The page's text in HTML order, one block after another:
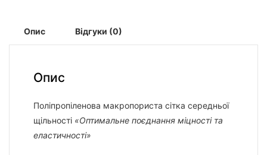
Опис Відгуки (0)
Опис
Поліпропіленова макропориста сітка середньої
щільності «Оптимальне поєднання міцності та
еластичності»